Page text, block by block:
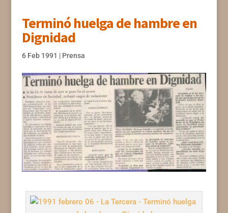
Terminó huelga de hambre en
Dignidad
6 Feb 1991 | Prensa